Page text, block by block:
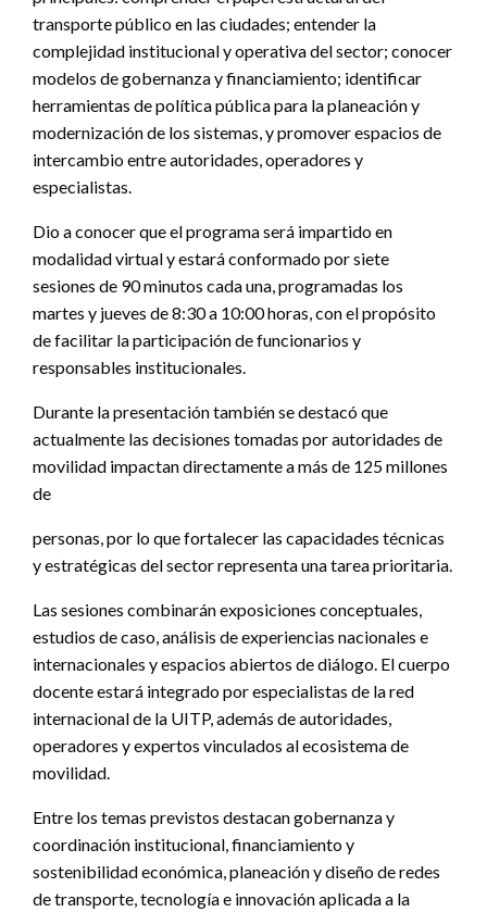
transporte público en las ciudades; entender la
complejidad institucional y operativa del sector; conocer
modelos de gobernanza y financiamiento; identificar
herramientas de política pública para la planeación y
modernización de los sistemas, y promover espacios de
intercambio entre autoridades, operadores y
especialistas.
Dio a conocer que el programa será impartido en
modalidad virtual y estará conformado por siete
sesiones de 90 minutos cada una, programadas los
martes y jueves de 8:30 a 10:00 horas, con el propósito
de facilitar la participación de funcionarios y
responsables institucionales.
Durante la presentación también se destacó que
actualmente las decisiones tomadas por autoridades de
movilidad impactan directamente a más de 125 millones
de
personas, por lo que fortalecer las capacidades técnicas
y estratégicas del sector representa una tarea prioritaria.
Las sesiones combinarán exposiciones conceptuales,
estudios de caso, análisis de experiencias nacionales e
internacionales y espacios abiertos de diálogo. El cuerpo
docente estará integrado por especialistas de la red
internacional de la UITP, además de autoridades,
operadores y expertos vinculados al ecosistema de
movilidad.
Entre los temas previstos destacan gobernanza y
coordinación institucional, financiamiento y
sostenibilidad económica, planeación y diseño de redes
de transporte, tecnología e innovación aplicada a la